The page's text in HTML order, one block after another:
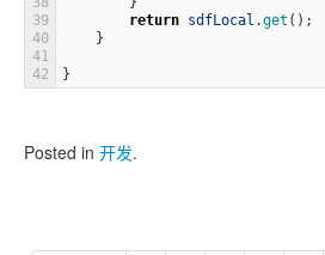
39
40
41
42
return sdfLocal .get ( ) ;
}
}
Posted in 开发.